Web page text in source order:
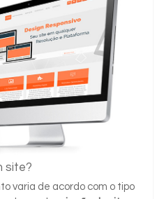
site?
varia de acordo com o tipo